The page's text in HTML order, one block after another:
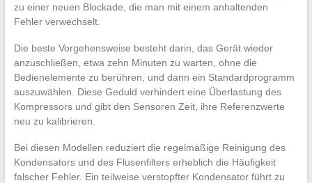
zu einer neuen Blockade, die man mit einem anhaltenden
Fehler verwechselt.
Die beste Vorgehensweise besteht darin, das Gerät wieder
anzuschließen, etwa zehn Minuten zu warten, ohne die
Bedienelemente zu berühren, und dann ein Standardprogramm
auszuwählen. Diese Geduld verhindert eine Überlastung des
Kompressors und gibt den Sensoren Zeit, ihre Referenzwerte
neu zu kalibrieren.
Bei diesen Modellen reduziert die regelmäßige Reinigung des
Kondensators und des Flusenfilters erheblich die Häufigkeit
falscher Fehler. Ein teilweise verstopfter Kondensator führt zu